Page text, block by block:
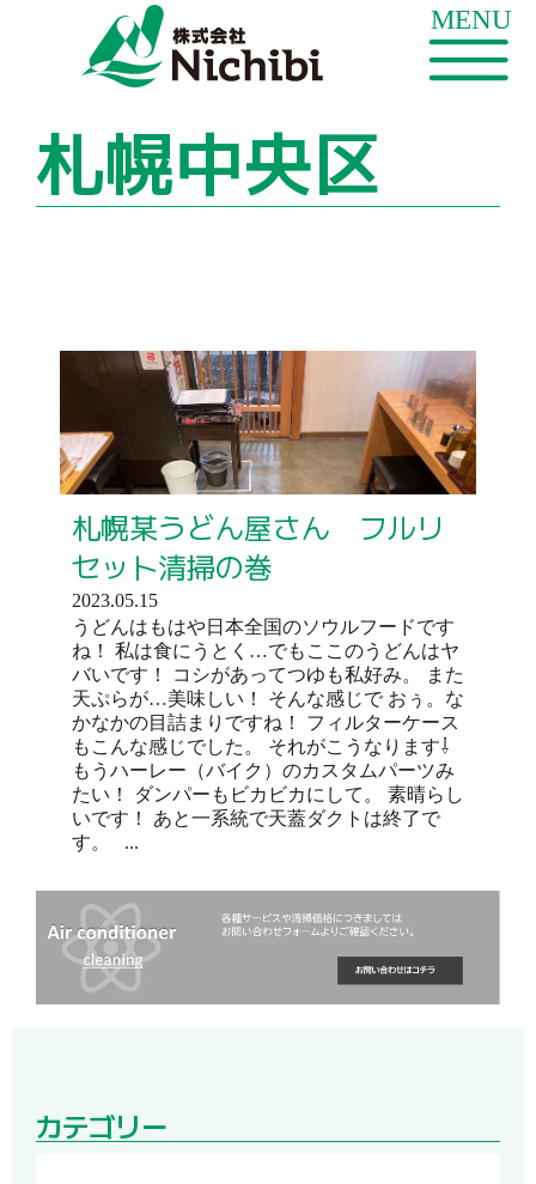
札幌中央区
札幌某うどん屋さん フルリ
セット清掃の巻
2023.05.15
うどんはもはや日本全国のソウルフードです
ね！ 私は食にうとく…でもここのうどんはヤ
バいです！ コシがあってつゆも私好み。 また
天ぷらが…美味しい！ そんな感じで おぅ。な
かなかの目詰まりですね！ フィルターケース
もこんな感じでした。 それがこうなります⇩
もうハーレー（バイク）のカスタムパーツみ
たい！ ダンパーもビカビカにして。 素晴らし
いです！ あと一系統で天蓋ダクトは終了で
す。 ...
カテゴリー